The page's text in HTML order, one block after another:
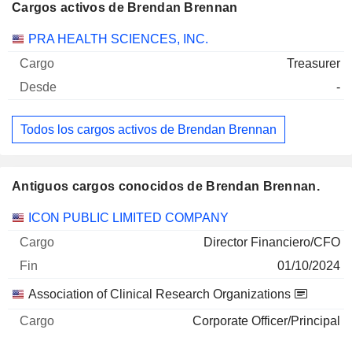
Cargos activos de Brendan Brennan
Empresas Cargo Inicio
PRA HEALTH SCIENCES, INC.
Treasurer
-
Todos los cargos activos de Brendan Brennan
Antiguos cargos conocidos de Brendan Brennan.
Empresas Cargo Fin
ICON PUBLIC LIMITED COMPANY
Director Financiero/CFO
01/10/2024
Association of Clinical Research Organizations
Corporate Officer/Principal